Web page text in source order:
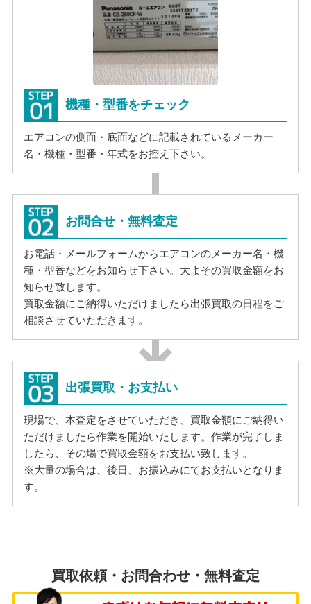
機種・型番をチェック
エアコンの側面・底面などに記載されているメーカー
名・機種・型番・年式をお控え下さい。
お問合せ・無料査定
お電話・メールフォームからエアコンのメーカー名・機
種・型番などをお知らせ下さい。大よその買取金額をお
知らせ致します。
買取金額にご納得いただけましたら出張買取の日程をご
相談させていただきます。
出張買取・お支払い
現場で、本査定をさせていただき、買取金額にご納得い
ただけましたら作業を開始いたします。作業が完了しま
したら、その場で買取金額をお支払い致します。
※大量の場合は、後日、お振込みにてお支払いとなりま
す。
買取依頼・お問合わせ・無料査定